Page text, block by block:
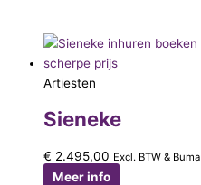
Artiesten
Sieneke
€ 2.495,00 Excl. BTW & Buma
Meer info